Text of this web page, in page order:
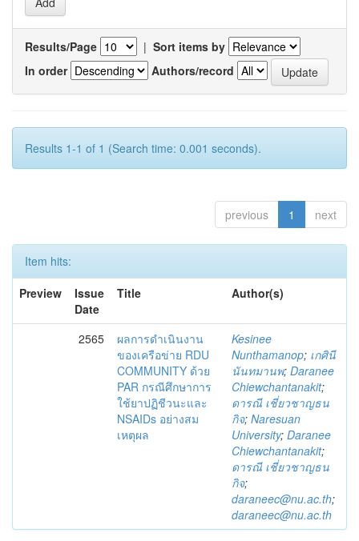
Results/Page | Sort items by
In order
Authors/record
Results 1-1 of 1 (Search time: 0.001 seconds).
previous 1 next
Item hits:
Preview
Issue
Date
Title Author(s)
2565
ผลการดำเนินงาน
ของเครือข่าย RDU
COMMUNITY ด้วย
PAR กรณีศึกษาการ
ใช้ยาปฏิชีวนะและ
NSAIDs อย่างสม
เหตุผล
Kesinee
Nunthamanop; เกศินี
นันทมานพ; Daranee
Chiewchantanakit;
ดารณี เชี่ยวชาญธน
กิจ; Naresuan
University; Daranee
Chiewchantanakit;
ดารณี เชี่ยวชาญธน
กิจ;
daraneec@nu.ac.th;
daraneec@nu.ac.th